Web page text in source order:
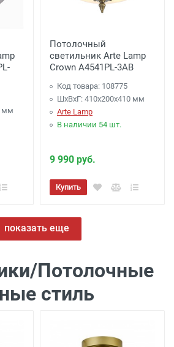
мм
Потолочный
светильник Arte Lamp
Crown A4541PL-3AB
Код товара: 108775
ШхВхГ: 410x200x410 мм
Arte Lamp
В наличии 54 шт.
9 990 руб.
Купить
показать еще
Потолочные
стиль